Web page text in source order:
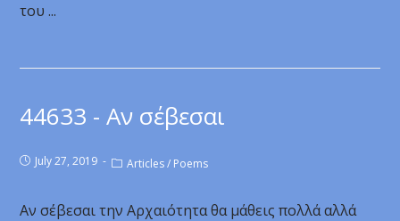
του ...
44633 - Αν σέβεσαι
July 27, 2019 Articles / Poems
Αν σέβεσαι την Αρχαιότητα θα μάθεις πολλά αλλά